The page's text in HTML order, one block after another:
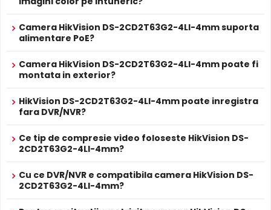
infrarosu cu raza de actiune de pana la80 metri, oferind
vizibilitate clara pe intuneric total. LED-urile IR sunt
HLC, 3D DNR, ROI, IVS
ALIMENTARE
Sursa de alimentare NU este inclusa
Da
NVR sau Switch POE
PROSPECT PRODUCATOR
tehnic
HikVision DS-2CD2T63G2-4LI-4mm
au caracter informativ.
Camera HikVision DS-2CD2T63G2-4LI-4mm suporta
alimentare PoE?
Camera HikVision DS-2CD2T63G2-4LI-4mm poate fi
montata in exterior?
HikVision DS-2CD2T63G2-4LI-4mm poate inregistra
fara DVR/NVR?
Ce tip de compresie video foloseste HikVision DS-
2CD2T63G2-4LI-4mm?
Cu ce DVR/NVR e compatibila camera HikVision DS-
2CD2T63G2-4LI-4mm?